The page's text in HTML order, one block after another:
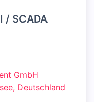
/ SCADA
GmbH
Deutschland